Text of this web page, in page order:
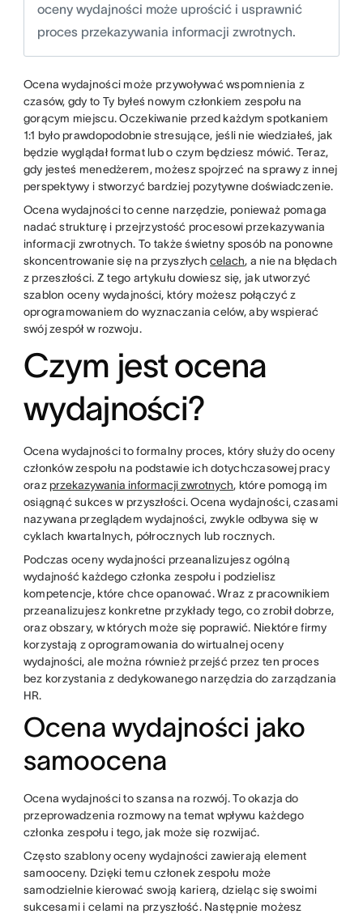
oceny wydajności może uprościć i usprawnić
proces przekazywania informacji zwrotnych.
Ocena wydajności może przywoływać wspomnienia z
czasów, gdy to Ty byłeś nowym członkiem zespołu na
gorącym miejscu. Oczekiwanie przed każdym spotkaniem
1:1 było prawdopodobnie stresujące, jeśli nie wiedziałeś, jak
będzie wyglądał format lub o czym będziesz mówić. Teraz,
gdy jesteś menedżerem, możesz spojrzeć na sprawy z innej
perspektywy i stworzyć bardziej pozytywne doświadczenie.
Ocena wydajności to cenne narzędzie, ponieważ pomaga
nadać strukturę i przejrzystość procesowi przekazywania
informacji zwrotnych. To także świetny sposób na ponowne
skoncentrowanie się na przyszłychcelach, a nie na błędach
z przeszłości. Z tego artykułu dowiesz się, jak utworzyć
szablon oceny wydajności, który możesz połączyć z
oprogramowaniem do wyznaczania celów, aby wspierać
swój zespół w rozwoju.
Czym jest ocena
wydajności?
Ocena wydajności to formalny proces, który służy do oceny
członków zespołu na podstawie ich dotychczasowej pracy
oraz przekazywania informacji zwrotnych, które pomogą im
osiągnąć sukces w przyszłości. Ocena wydajności, czasami
nazywana przeglądem wydajności, zwykle odbywa się w
cyklach kwartalnych, półrocznych lub rocznych.
Podczas oceny wydajności przeanalizujesz ogólną
wydajność każdego członka zespołu i podzielisz
kompetencje, które chce opanować. Wraz z pracownikiem
przeanalizujesz konkretne przykłady tego, co zrobił dobrze,
oraz obszary, w których może się poprawić. Niektóre firmy
korzystają z oprogramowania do wirtualnej oceny
wydajności, ale można również przejść przez ten proces
bez korzystania z dedykowanego narzędzia do zarządzania
HR.
Ocena wydajności jako
samoocena
Ocena wydajności to szansa na rozwój. To okazja do
przeprowadzenia rozmowy na temat wpływu każdego
członka zespołu i tego, jak może się rozwijać.
Często szablony oceny wydajności zawierają element
samooceny. Dzięki temu członek zespołu może
samodzielnie kierować swoją karierą, dzieląc się swoimi
sukcesami i celami na przyszłość. Następnie możesz